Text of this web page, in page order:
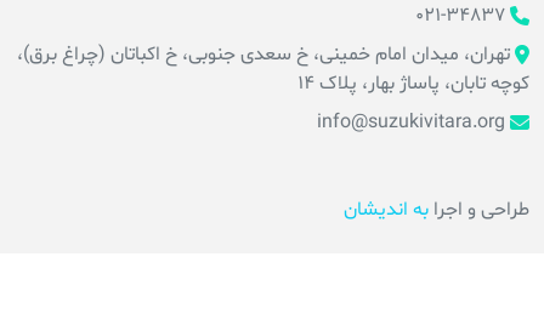
021-34837
تهران، میدان امام خمینی، خ سعدی جنوبی، خ اکباتان (چراغ برق)،
کوچه تابان، پاساژ بهار، پلاک 14
info@suzukivitara.org
طراحی و اجرا به اندیشان